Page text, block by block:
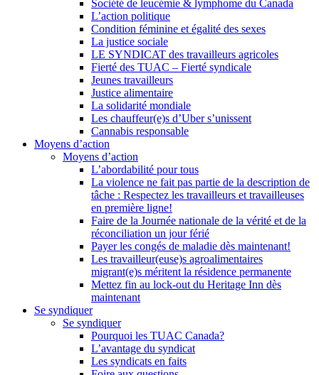
Société de leucémie & lymphome du Canada
L’action politique
Condition féminine et égalité des sexes
La justice sociale
LE SYNDICAT des travailleurs agricoles
Fierté des TUAC – Fierté syndicale
Jeunes travailleurs
Justice alimentaire
La solidarité mondiale
Les chauffeur(e)s d’Uber s’unissent
Cannabis responsable
Moyens d’action
Moyens d’action
L’abordabilité pour tous
La violence ne fait pas partie de la description de
tâche : Respectez les travailleurs et travailleuses
en première ligne!
Faire de la Journée nationale de la vérité et de la
réconciliation un jour férié
Payer les congés de maladie dès maintenant!
Les travailleur(euse)s agroalimentaires
migrant(e)s méritent la résidence permanente
Mettez fin au lock-out du Heritage Inn dès
maintenant
Se syndiquer
Se syndiquer
Pourquoi les TUAC Canada?
L’avantage du syndicat
Les syndicats en faits